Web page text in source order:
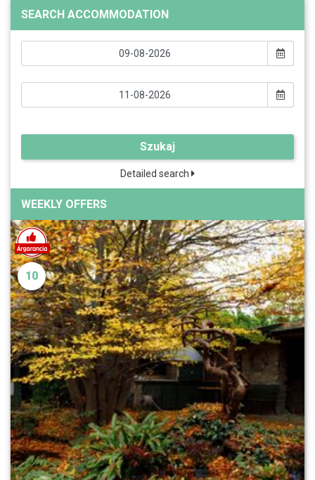
SEARCH ACCOMMODATION
Szukaj
Detailed search
WEEKLY OFFERS
10